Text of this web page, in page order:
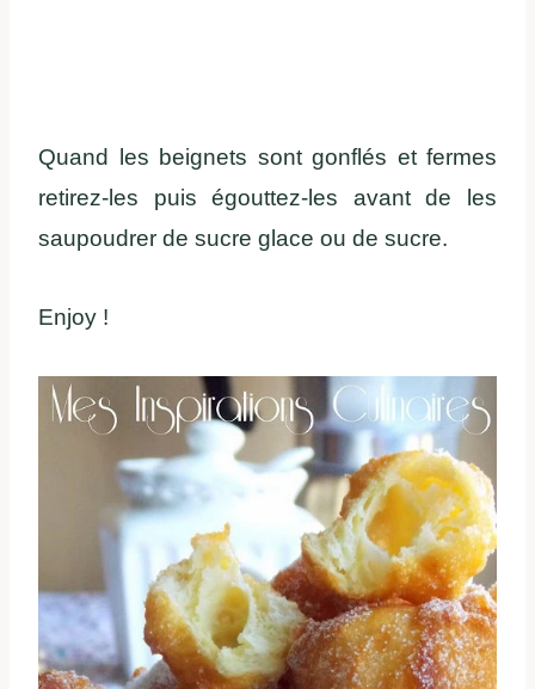
Quand les beignets sont gonflés et fermes
retirez-les puis égouttez-les avant de les
saupoudrer de sucre glace ou de sucre.
Enjoy !